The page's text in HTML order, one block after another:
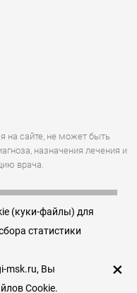
на сайте, не может быть
назначения лечения и
врача.
с врачом.
Москвы
(куки-файлы) для
статистики
msk.ru, Вы
Cookie.
×